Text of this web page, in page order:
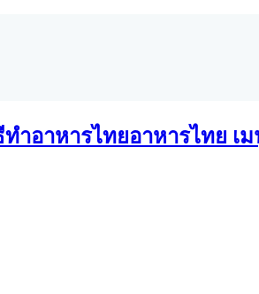
อาหารไทย เ